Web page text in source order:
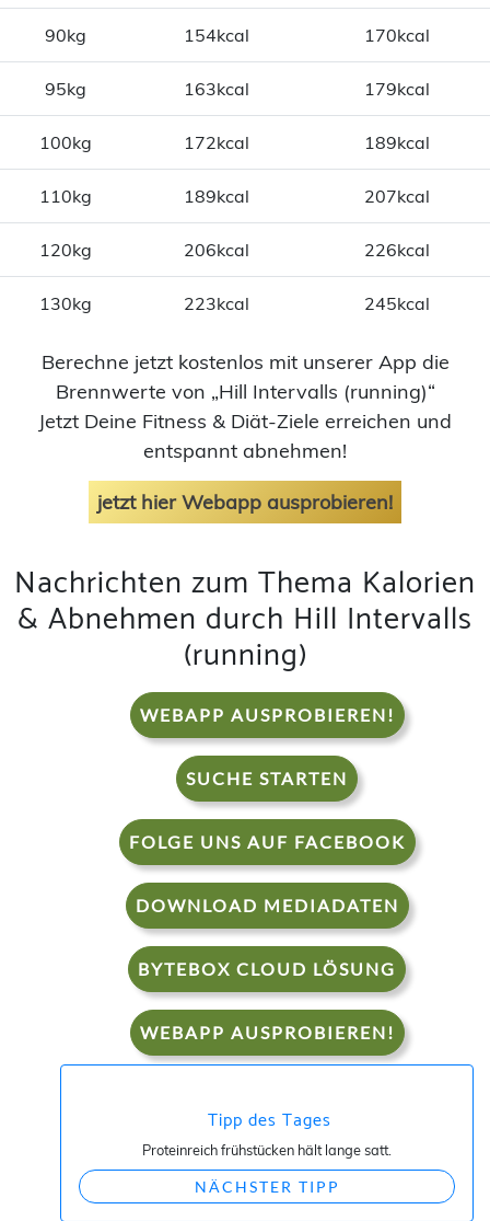
90kg 154kcal 170kcal
95kg 163kcal 179kcal
100kg 172kcal 189kcal
110kg 189kcal 207kcal
120kg 206kcal 226kcal
130kg 223kcal 245kcal
Berechne jetzt kostenlos mit unserer App die
Brennwerte von „Hill Intervalls (running)“
Jetzt Deine Fitness & Diät-Ziele erreichen und
entspannt abnehmen!
jetzt hier Webapp ausprobieren!
Nachrichten zum Thema Kalorien
& Abnehmen durch Hill Intervalls
(running)
WEBAPP AUSPROBIEREN!
SUCHE STARTEN
FOLGE UNS AUF FACEBOOK
DOWNLOAD MEDIADATEN
BYTEBOX CLOUD LÖSUNG
WEBAPP AUSPROBIEREN!
Tipp des Tages
Proteinreich frühstücken hält lange satt.
NÄCHSTER TIPP